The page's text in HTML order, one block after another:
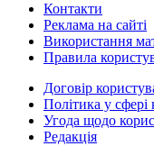
Контакти
Реклама на сайті
Використання
Правила
Договір
Політика у сфері
Угода щодо
Редакція